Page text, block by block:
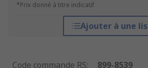
*Prix donné à titre indicatif
Ajouter à une
Code commande RS:
899-8539